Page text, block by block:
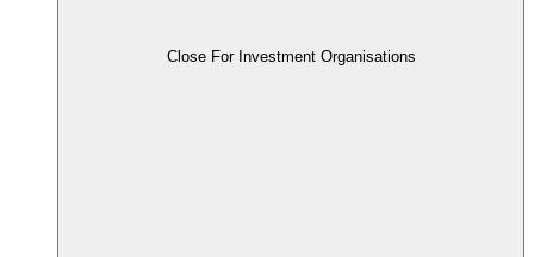
Close For Investment Organisations